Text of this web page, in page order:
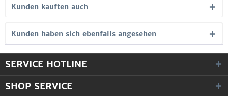
Kunden kauften auch
Kunden haben sich ebenfalls angesehen
SERVICE HOTLINE
SHOP SERVICE